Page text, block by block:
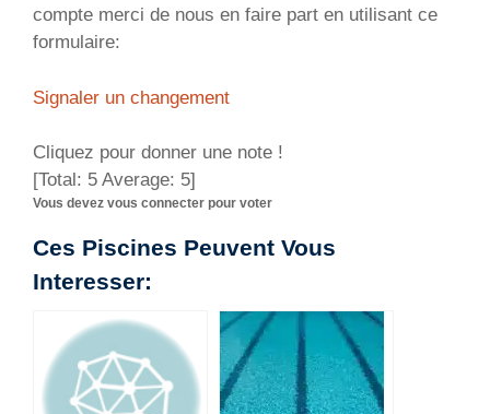
compte merci de nous en faire part en utilisant ce
formulaire:
Signaler un changement
Cliquez pour donner une note !
[Total: 5 Average: 5]
Vous devez vous connecter pour voter
Ces Piscines Peuvent Vous
Interesser: